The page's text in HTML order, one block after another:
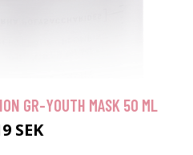
GR-YOUTH MASK 50 ML
SEK